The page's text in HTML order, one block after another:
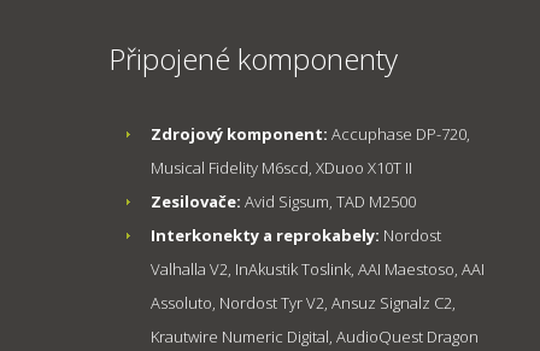
Připojené komponenty
Zdrojový komponent: Accuphase DP-720,
Musical Fidelity M6scd, XDuoo X10T II
Zesilovače: Avid Sigsum, TAD M2500
Interkonekty a reprokabely: Nordost
Valhalla V2, InAkustik Toslink, AAI Maestoso, AAI
Assoluto, Nordost Tyr V2, Ansuz Signalz C2,
Krautwire Numeric Digital, AudioQuest Dragon